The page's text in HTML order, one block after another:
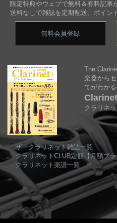
限定特典やウェブで無料＆有料記事
送料なしで雑誌を定期配送。ポイン
無料会員登録
The
楽器から
てがわかる
クラリネ
ザ・クラリネット雑誌一覧
クラリネットCLUB定額【月額プ
クラリネット楽譜一覧